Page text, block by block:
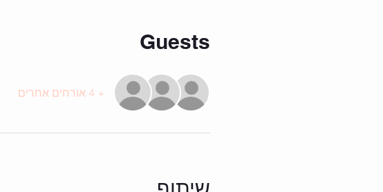
Guests
+ 4 אורחים אחרים